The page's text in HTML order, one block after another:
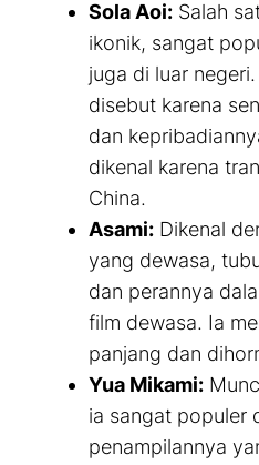
Sola Aoi: Salah
ikonik, sangat
juga di luar
disebut karena
dan
dikenal karena
China.
Asami: Dikenal
yang dewasa,
dan perannya
film dewasa. Ia
panjang dan
Yua Mikami:
ia sangat populer
penampilannya